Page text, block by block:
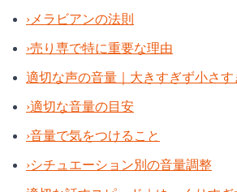
› メラビアンの法則
›売り専で特に重要な理由
適切な声の音量｜大きすぎず小さす
›適切な音量の目安
›音量で気をつけること
›シチュエーション別の音量調整